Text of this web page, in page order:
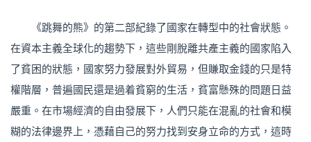
《跳舞的熊》的第二部紀錄了國家在轉型中的社會狀態。
在資本主義全球化的趨勢下，這些剛脫離共產主義的國家陷入
了貧困的狀態，國家努力發展對外貿易，但賺取金錢的只是特
權階層，普遍國民還是過着貧窮的生活，貧富懸殊的問題日益
嚴重。在市場經濟的自由發展下，人們只能在混亂的社會和模
糊的法律邊界上，憑藉自己的努力找到安身立命的方式，這時